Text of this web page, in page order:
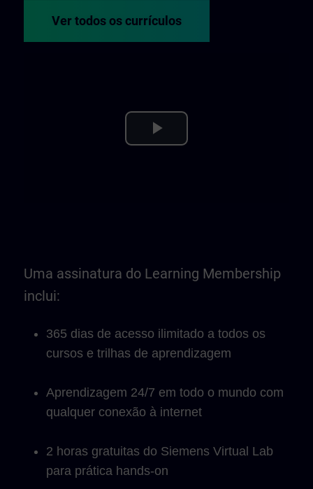
Ver todos os currículos
Play
Uma assinatura do Learning Membership
inclui:
365 dias de acesso ilimitado a todos os
cursos e trilhas de aprendizagem
Aprendizagem 24/7 em todo o mundo com
qualquer conexão à internet
2 horas gratuitas do Siemens Virtual Lab
para prática hands-on